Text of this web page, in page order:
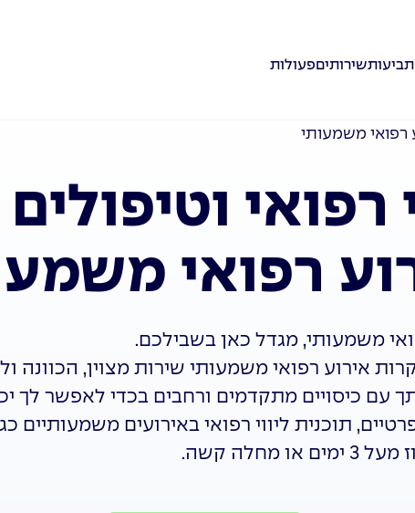
תביעותשירותיםפעולות
רפואי משמעותי
רפואי
רפואי
משמעותי, מגדל כאן בשבילכם.
אירוע רפואי משמעותי שירות מצוין, הכוונה
עם כיסויים מתקדמים ורחבים בכדי לאפשר לך
תוכנית ליווי רפואי באירועים משמעותיים
מחלה קשה.